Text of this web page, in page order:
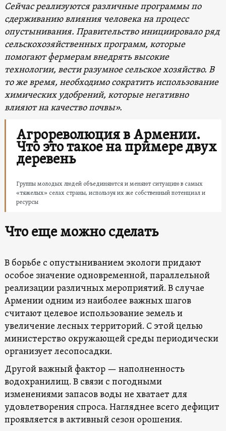
Сейчас реализуются различные программы по
сдерживанию влияния человека на процесс
опустынивания. Правительство инициировало ряд
сельскохозяйственных программ, которые
помогают фермерам внедрять высокие
технологии, вести разумное сельское хозяйство. В
то же время, необходимо сократить использование
химических удобрений, которые негативно
влияют на качество почвы».
Агрореволюция в Армении.
Что это такое на примере двух
деревень
Группы молодых людей объединяются и меняют ситуацию в самых
«тяжелых» селах страны, используя их же собственный потенциал и
ресурсы
Что еще можно сделать
В борьбе с опустыниванием экологи придают
особое значение одновременной, параллельной
реализации различных мероприятий. В случае
Армении одним из наиболее важных шагов
считают целевое использование земель и
увеличение лесных территорий. С этой целью
министерство окружающей среды периодически
организует лесопосадки.
Другой важный фактор — наполненность
водохранилищ. В связи с погодными
изменениями запасов воды не хватает для
удовлетворения спроса. Нагляднее всего дефицит
проявляется в активный сезон орошения.